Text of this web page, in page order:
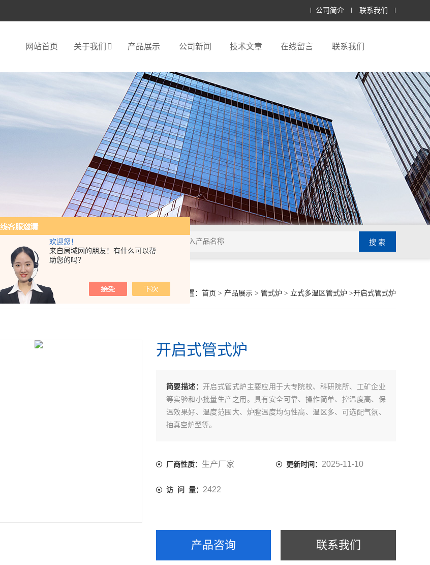
欢迎您！
来自局域网的朋友！有什么可以帮
助您的吗？
公司简介 联系我们
网站首页 关于我们 产品展示 公司新闻 技术文章 在线留言 联系我们
你的位置： 首页 > 产品展示> 管式炉 > 立式多温区管式炉 >开启式管式炉
开启式管式炉
简要描述：开启式管式炉主要应用于大专院校、科研院所、工矿企业
等实验和小批量生产之用。具有安全可靠、操作简单、控温度高、保
温效果好、温度范围大、炉膛温度均匀性高、温区多、可选配气氛、
抽真空炉型等。
厂商性质： 生产厂家 更新时间： 2025-11-10
访 问 量： 2422
产品咨询 联系我们